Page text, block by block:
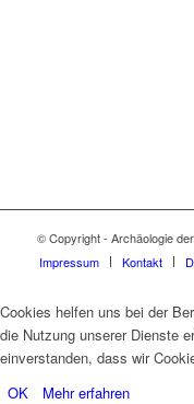
© Copyright - Archäologie
Impressum
Kontakt
Cookies helfen uns bei der
die Nutzung unserer Dienste
einverstanden, dass wir
OK
Mehr erfahren